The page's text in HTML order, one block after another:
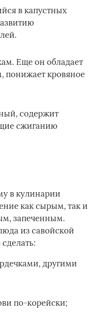
в капустных
Еще он обладает
понижает кровяное
содержит
сжиганию
в кулинарии
как сырым, так и
запеченным.
из савойской
другими
по-корейски;